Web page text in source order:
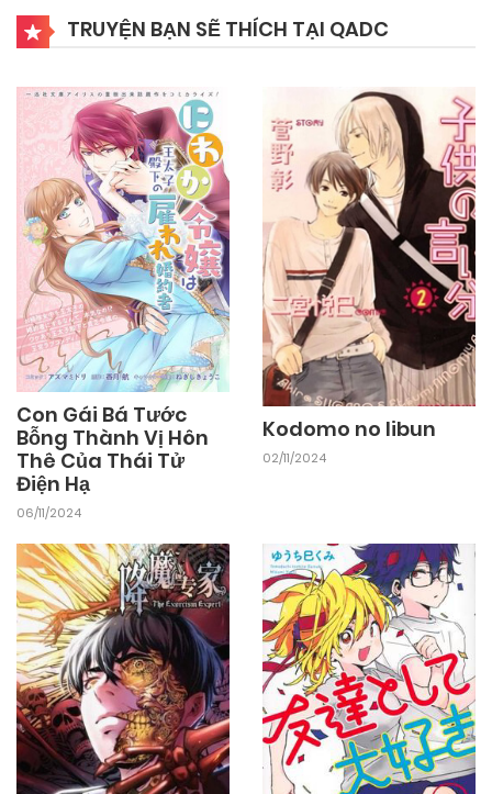
Chapter 2
Chapter 1 09/11/2024
TRUYỆN BẠN SẼ THÍCH TẠI QADC
Con Gái Bá Tước
Bỗng Thành Vị Hôn
Thê Của Thái Tử
Điện Hạ
06/11/2024
Kodomo no Iibun
02/11/2024